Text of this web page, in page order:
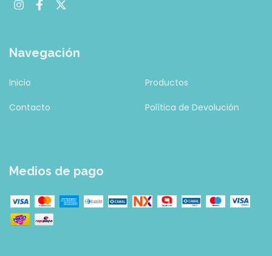
Navegación
Inicio Productos
Contacto Política de Devolución
Medios de pago